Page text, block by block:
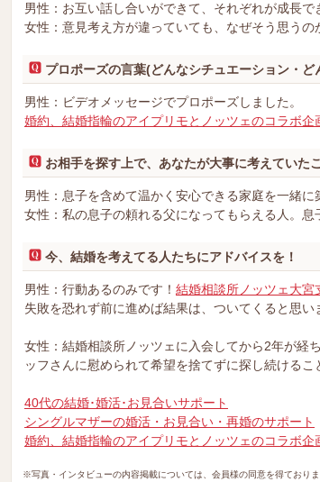
男性：お互い話し合いができて、それぞれが成長
女性：意見考え方が違っていても、なぜそう思う
プロポーズの言葉(どんなシチュエーション・ど
男性：ビデオメッセージでプロポーズしました。
婚約、結婚指輪のアイプリモとノッツェのコラボ企
お相手を探す上で、あなたが大事に考えていた
男性：息子を含めて温かく安心できる家庭を一緒
女性：私の息子の頼れる父になってもらえる人。
今、結婚を考えてる人たちにアドバイスを！
男性：行動あるのみです！ 結婚相談所ノッツェ大宮
失敗を恐れず前に進めば結果は、ついてくると思い
女性：結婚相談所ノッツェに入会してから2年が経
ッフさんに慰められて希望を捨てずに探し続ける
40代の結婚･婚活･お見合いサポート
シングルマザーの婚活・お見合い・再婚のサポート
婚約、結婚指輪のアイプリモとノッツェのコラボ企
※写真・インタビューの内容掲載については、会員様の同意を得ておりま